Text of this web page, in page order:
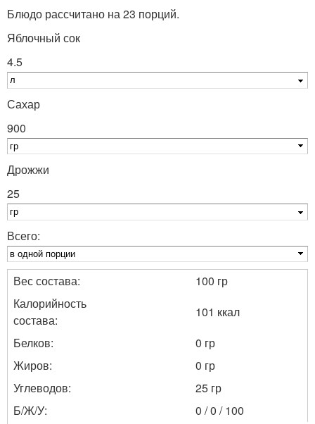
Блюдо рассчитано на 23 порций.
Яблочный сок
4.5
Сахар
900
Дрожжи
25
Всего:
Вес состава:
100 гр
Калорийность
состава:
101 ккал
Белков:
0 гр
Жиров:
0 гр
Углеводов:
25 гр
Б/Ж/У:
0 / 0 / 100